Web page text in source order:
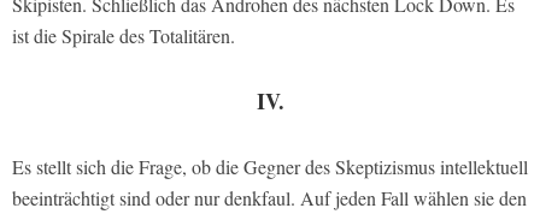
ist die Spirale des Totalitären.
IV.
Es stellt sich die Frage, ob die Gegner des Skeptizismus intellektuell
beeinträchtigt sind oder nur denkfaul. Auf jeden Fall wählen sie den